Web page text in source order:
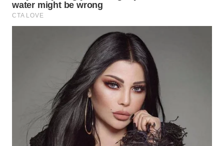
WN
TAPANULI
UTARA
WN